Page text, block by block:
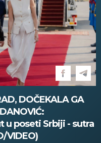
DOČEKALA GA
u poseti Srbiji - sutra
VIDEO)